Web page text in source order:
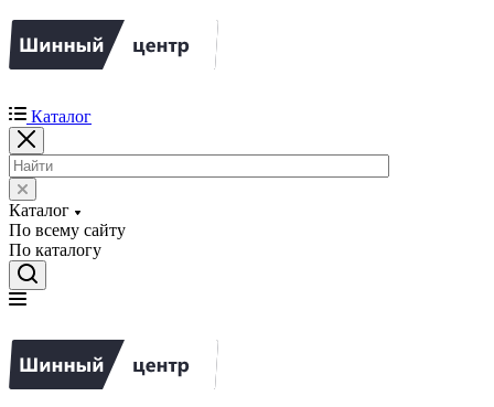
Каталог
Каталог
По всему сайту
По каталогу